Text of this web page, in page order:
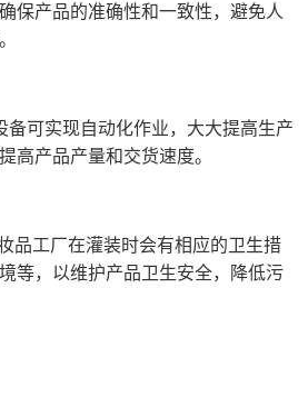
保产品的准确性和一致性，避免人
备可实现自动化作业，大大提高生产
高产品产量和交货速度。
品工厂在灌装时会有相应的卫生措
等，以维护产品卫生安全，降低污